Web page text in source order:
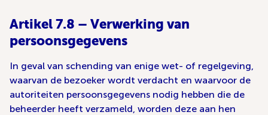
Artikel 7.8 – Verwerking van
persoonsgegevens
In geval van schending van enige wet- of regelgeving,
waarvan de bezoeker wordt verdacht en waarvoor de
autoriteiten persoonsgegevens nodig hebben die de
beheerder heeft verzameld, worden deze aan hen